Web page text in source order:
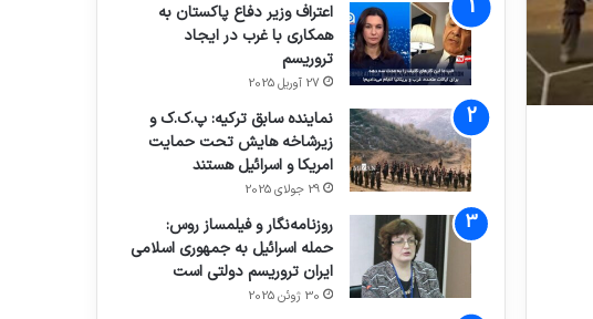
اعتراف وزیر دفاع پاکستان به
همکاری با غرب در ایجاد
تروریسم
27 آوریل 2025
نماینده سابق ترکیه: پ.ک.ک و
زیرشاخه هایش تحت حمایت
امریکا و اسرائیل هستند
29 جولای 2025
روزنامه‌نگار و فیلمساز روس:
حمله اسرائیل به جمهوری اسلامی
ایران تروریسم دولتی است
30 ژوئن 2025